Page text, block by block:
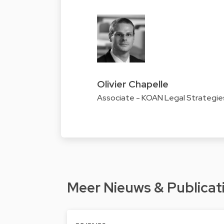
Olivier Chapelle
Associate - KOAN Legal
Meer Nieuws &